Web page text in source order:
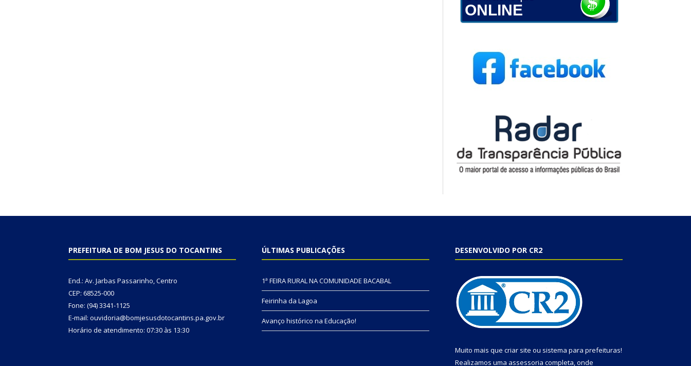
ONLINE
PREFEITURA DE BOM JESUS DO TOCANTINS
End.: Av. Jarbas Passarinho, Centro
CEP: 68525-000
Fone: (94) 3341-1125
E-mail: ouvidoria@bomjesusdotocantins.pa.gov.br
Horário de atendimento: 07:30 às 13:30
ÚLTIMAS PUBLICAÇÕES
1ª FEIRA RURAL NA COMUNIDADE BACABAL
Feirinha da Lagoa
Avanço histórico na Educação!
DESENVOLVIDO POR CR2
Muito mais que criar site ou sistema para prefeituras!
Realizamos uma assessoria completa, onde